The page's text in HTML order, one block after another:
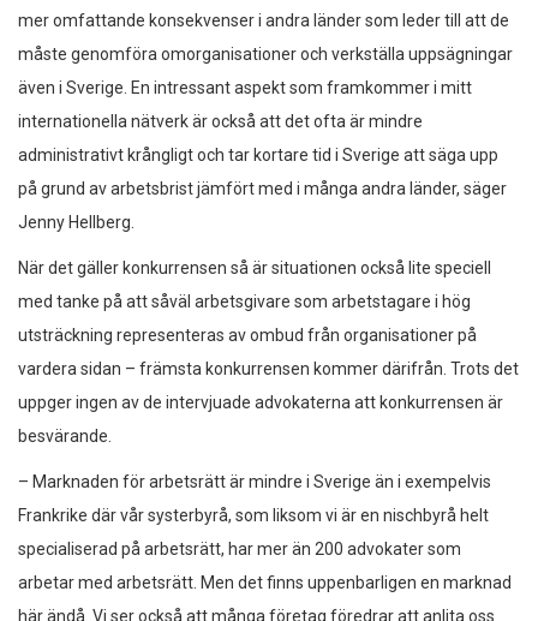
mer omfattande konsekvenser i andra länder som leder till att de
måste genomföra omorganisationer och verkställa uppsägningar
även i Sverige. En intressant aspekt som framkommer i mitt
internationella nätverk är också att det ofta är mindre
administrativt krångligt och tar kortare tid i Sverige att säga upp
på grund av arbetsbrist jämfört med i många andra länder, säger
Jenny Hellberg.
När det gäller konkurrensen så är situationen också lite speciell
med tanke på att såväl arbetsgivare som arbetstagare i hög
utsträckning representeras av ombud från organisationer på
vardera sidan – främsta konkurrensen kommer därifrån. Trots det
uppger ingen av de intervjuade advokaterna att konkurrensen är
besvärande.
– Marknaden för arbetsrätt är mindre i Sverige än i exempelvis
Frankrike där vår systerbyrå, som liksom vi är en nischbyrå helt
specialiserad på arbetsrätt, har mer än 200 advokater som
arbetar med arbetsrätt. Men det finns uppenbarligen en marknad
här ändå. Vi ser också att många företag föredrar att anlita oss